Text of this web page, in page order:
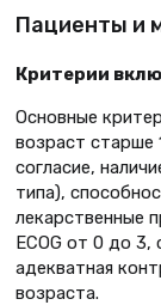
Пациенты и
Критерии
Основные
возраст старше
согласие,
типа),
лекарственные
ECOG от 0 до 3,
адекватная
возраста.